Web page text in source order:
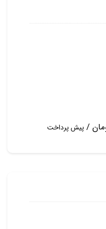
پیش پرداخت